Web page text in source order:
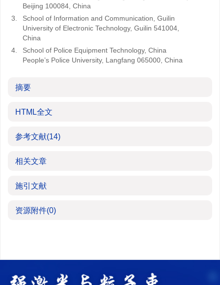
Beijing 100084, China
3.
School of Information and Communication, Guilin
University of Electronic Technology, Guilin 541004,
China
4.
School of Police Equipment Technology, China
People’s Police University, Langfang 065000, China
摘要
HTML全文
参考文献(14)
相关文章
施引文献
资源附件(0)